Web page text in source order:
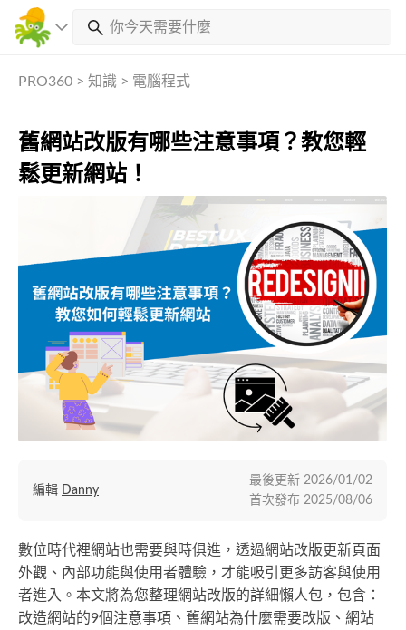
PRO360 > 知識 > 電腦程式
舊網站改版有哪些注意事項？教您輕
鬆更新網站！
數位時代裡網站也需要與時俱進，透過網站改版更新頁面
外觀、內部功能與使用者體驗，才能吸引更多訪客與使用
者進入。本文將為您整理網站改版的詳細懶人包，包含：
改造網站的9個注意事項、舊網站為什麼需要改版、網站
編輯 Danny
最後更新 2026/01/02
首次發布 2025/08/06